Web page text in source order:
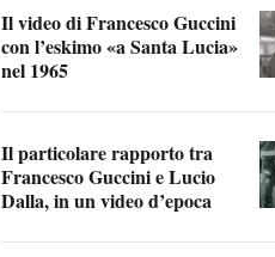
Il video di Francesco Guccini
con l’eskimo «a Santa Lucia»
nel 1965
Il particolare rapporto tra
Francesco Guccini e Lucio
Dalla, in un video d’epoca